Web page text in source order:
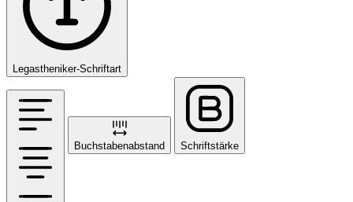
Legastheniker-Schriftart
Buchstabenabstand Schriftstärke